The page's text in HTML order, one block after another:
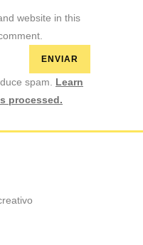
website in this
spam. Learn
processed.